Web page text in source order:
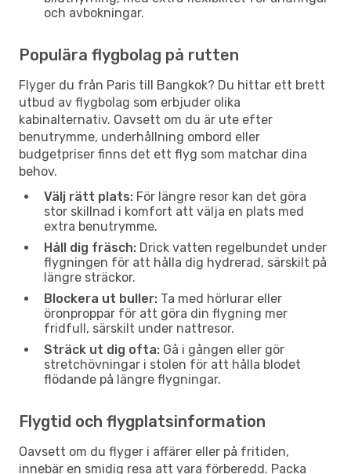
och avbokningar.
Populära flygbolag på rutten
Flyger du från Paris till Bangkok? Du hittar ett brett
utbud av flygbolag som erbjuder olika
kabinalternativ. Oavsett om du är ute efter
benutrymme, underhållning ombord eller
budgetpriser finns det ett flyg som matchar dina
behov.
Välj rätt plats: För längre resor kan det göra
stor skillnad i komfort att välja en plats med
extra benutrymme.
Håll dig fräsch: Drick vatten regelbundet under
flygningen för att hålla dig hydrerad, särskilt på
längre sträckor.
Blockera ut buller: Ta med hörlurar eller
öronproppar för att göra din flygning mer
fridfull, särskilt under nattresor.
Sträck ut dig ofta: Gå i gången eller gör
stretchövningar i stolen för att hålla blodet
flödande på längre flygningar.
Flygtid och flygplatsinformation
Oavsett om du flyger i affärer eller på fritiden,
innebär en smidig resa att vara förberedd. Packa